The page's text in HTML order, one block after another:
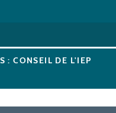
: CONSEIL DE L'IEP